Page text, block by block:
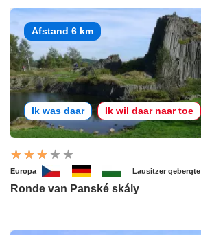
Afstand 6 km
Ik was daar Ik wil daar naar toe
Europa Lausitzer gebergte
Ronde van Panské skály